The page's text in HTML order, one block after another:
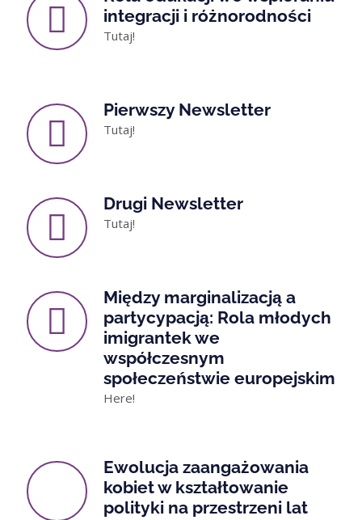
integracji i różnorodności
Tutaj!
Pierwszy Newsletter
Tutaj!
Drugi Newsletter
Tutaj!
Między marginalizacją a
partycypacją: Rola młodych
imigrantek we
współczesnym
społeczeństwie europejskim
Here!
Ewolucja zaangażowania
kobiet w kształtowanie
polityki na przestrzeni lat